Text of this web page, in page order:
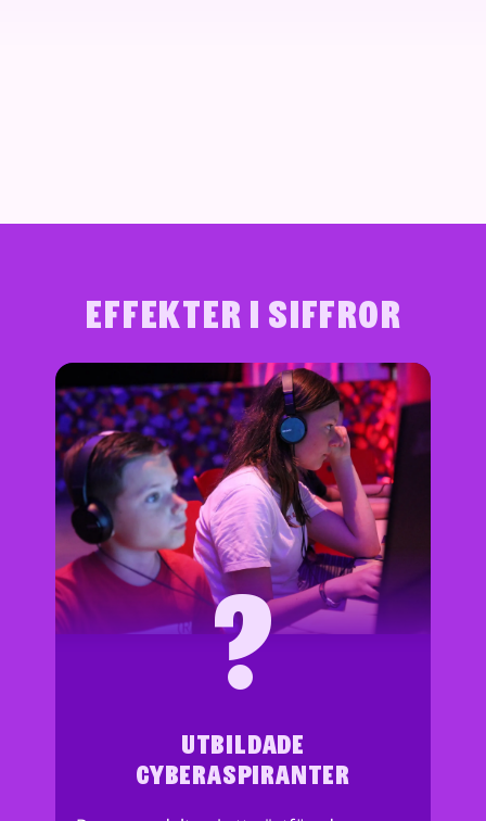
Effekter i siffror
?
UTBILDADE
CYBERASPIRANTER